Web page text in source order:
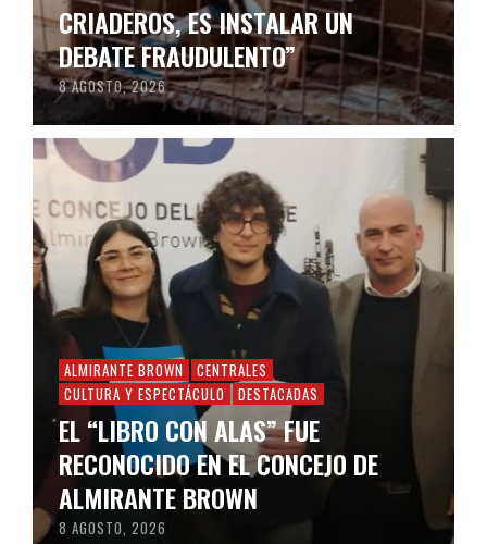
CRIADEROS, ES INSTALAR UN
DEBATE FRAUDULENTO”
8 AGOSTO, 2026
ALMIRANTE BROWN
CENTRALES
CULTURA Y ESPECTÁCULO
DESTACADAS
EL “LIBRO CON ALAS” FUE
RECONOCIDO EN EL CONCEJO DE
ALMIRANTE BROWN
8 AGOSTO, 2026